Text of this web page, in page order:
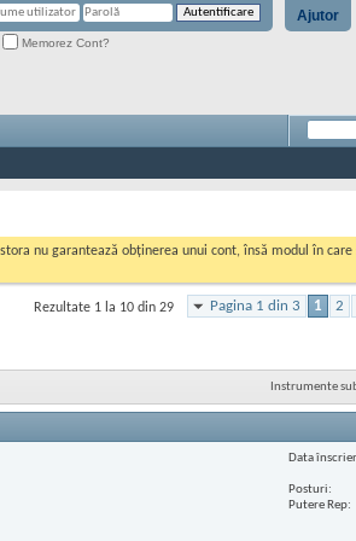
Ajutor
Memorez Cont?
nu garantează obținerea unui cont, însă modul în
Pagina 1 din 3 1 2
Rezultate 1 la 10 din 29
Instrumente
Data
Posturi
Putere Rep